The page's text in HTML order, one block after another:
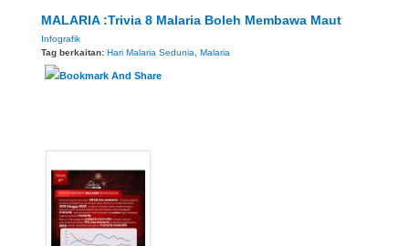
MALARIA :Trivia 8 Malaria Boleh Membawa Maut
Infografik
Tag berkaitan: Hari Malaria Sedunia, Malaria